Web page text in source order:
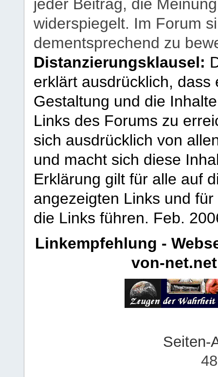
jeder Beitrag, die
widerspiegelt. Im Forum
dementsprechend zu
Distanzierungsklausel:
erklärt ausdrücklich,
Gestaltung und die
Links des Forums zu
sich ausdrücklich von
und macht sich diese
Erklärung gilt für alle auf
angezeigten Links und
die Links führen. Feb.
Linkempfehlung -
von-net.net
Seiten-